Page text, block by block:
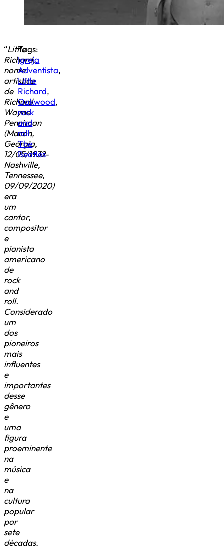
“Little
Richard,
nome
artístico
de
Richard
Wayne
Penniman
(Macon,
Geórgia,
12/05/1932-
Nashville,
Tennessee,
09/09/2020)
era
um
cantor,
compositor
e
pianista
americano
de
rock
and
roll.
Considerado
um
dos
pioneiros
mais
influentes
e
importantes
desse
gênero
e
uma
figura
proeminente
na
música
e
na
cultura
popular
por
sete
décadas.
Tags:
Igreja
Adventista,
Little
Richard,
Oakwood,
rock
and
roll,
The
Beatles